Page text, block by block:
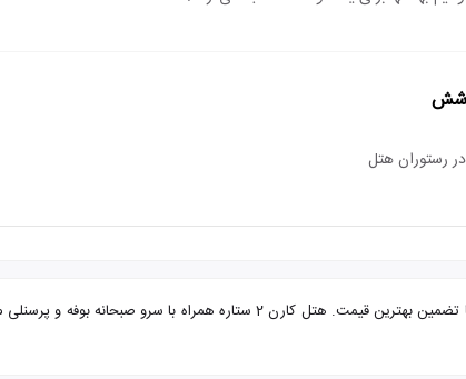
رستوران هتل
تور مشهد از کیش هتل کارن با تضمین بهترین قیمت. هتل